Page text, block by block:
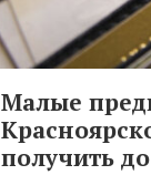
Малые
получить